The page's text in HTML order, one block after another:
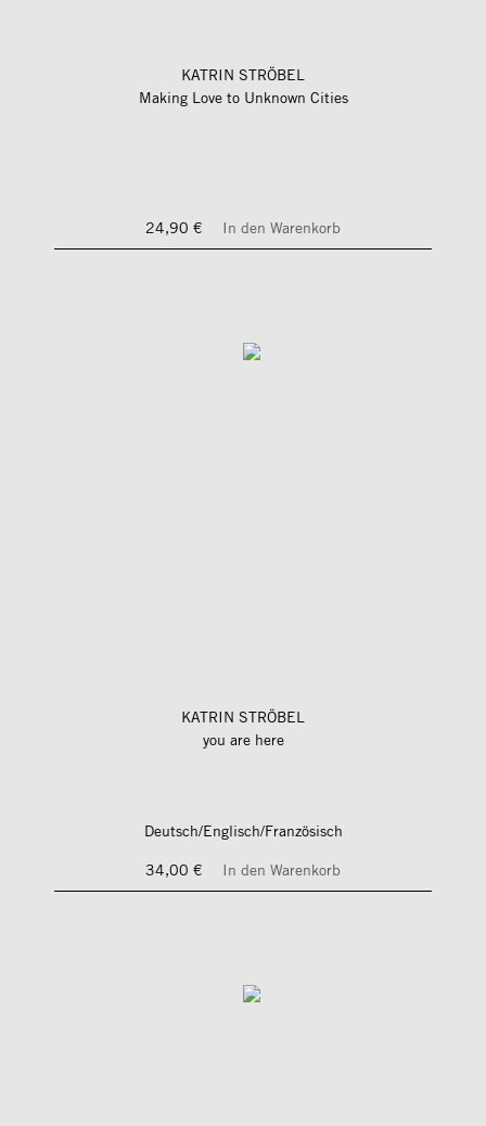
KATRIN STRÖBEL
Making Love to Unknown Cities
24,90 € In den Warenkorb
KATRIN STRÖBEL
you are here
Deutsch/Englisch/Französisch
34,00 €
In den Warenkorb